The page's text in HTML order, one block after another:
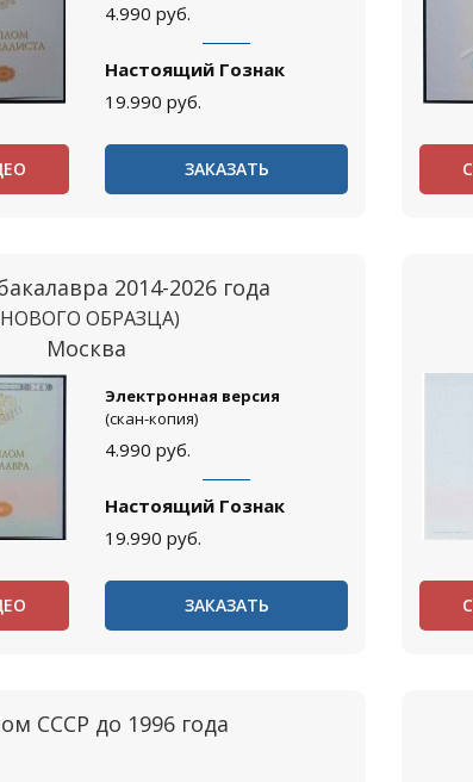
4.990 руб.
Настоящий Гознак
19.990 руб.
ЗАКАЗАТЬ
2014-2026 года
ОБРАЗЦА)
Москва
Электронная версия
(скан-копия)
4.990 руб.
Настоящий Гознак
19.990 руб.
ЗАКАЗАТЬ
СССР до 1996 года